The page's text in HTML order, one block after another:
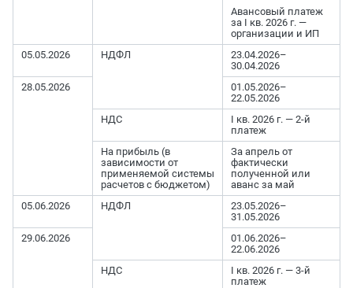
Авансовый платеж
за I кв. 2026 г. —
организации и ИП
05.05.2026
НДФЛ
23.04.2026–
30.04.2026
28.05.2026
01.05.2026–
22.05.2026
НДС
I кв. 2026 г. — 2-й
платеж
На прибыль (в
зависимости от
применяемой системы
расчетов с бюджетом)
За апрель от
фактически
полученной или
аванс за май
05.06.2026
НДФЛ
23.05.2026–
31.05.2026
29.06.2026
01.06.2026–
22.06.2026
НДС
I кв. 2026 г. — 3-й
платеж